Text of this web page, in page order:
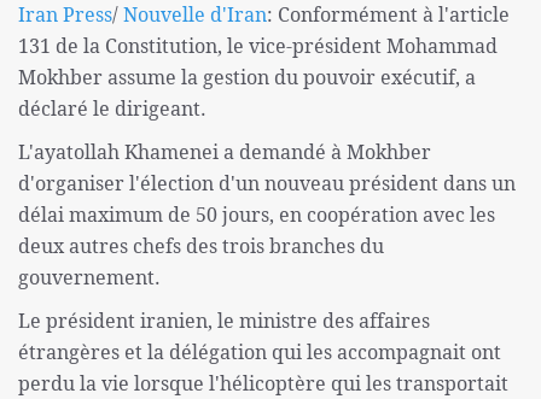
Iran Press/Nouvelle d'Iran: Conformément à l'article
131 de la Constitution, le vice-président Mohammad
Mokhber assume la gestion du pouvoir exécutif, a
déclaré le dirigeant.
L'ayatollah Khamenei a demandé à Mokhber
d'organiser l'élection d'un nouveau président dans un
délai maximum de 50 jours, en coopération avec les
deux autres chefs des trois branches du
gouvernement.
Le président iranien, le ministre des affaires
étrangères et la délégation qui les accompagnait ont
perdu la vie lorsque l'hélicoptère qui les transportait